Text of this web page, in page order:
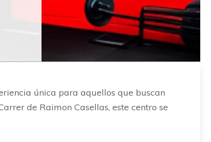
única para aquellos que buscan
de Raimon Casellas, este centro se